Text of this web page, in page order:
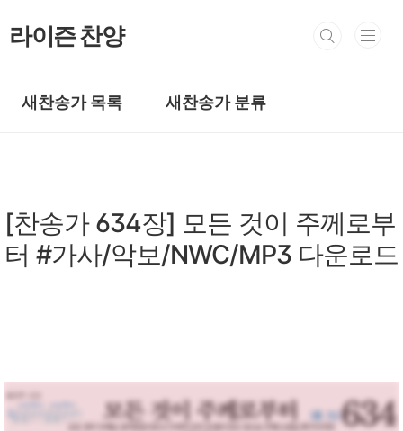
라이즌 찬양
새찬송가 목록 새찬송가 분류
[찬송가 634장] 모든 것이 주께로부
터 #가사/악보/NWC/MP3 다운로드